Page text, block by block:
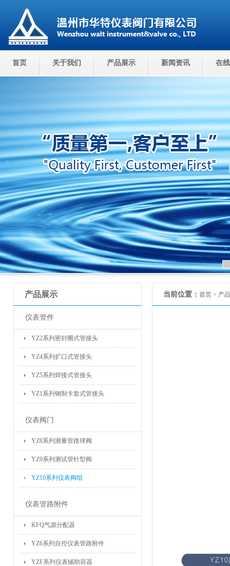
首页 关于我们 产品展示 新闻资讯 在
产品展示
仪表管件
YZ2系列密封圈式管接头
YZ4系列扩口式管接头
YZ5系列焊接式管接头
YZ1系列钢制卡套式管接头
仪表阀门
YZ8系列测量管路球阀
YZ9系列测试管针型阀
YZ10系列仪表阀组
仪表管路附件
KFQ气源分配器
YZ6系列自控仪表管路附件
YZF系列仪表辅助容器
当前位置： 首页 > 产